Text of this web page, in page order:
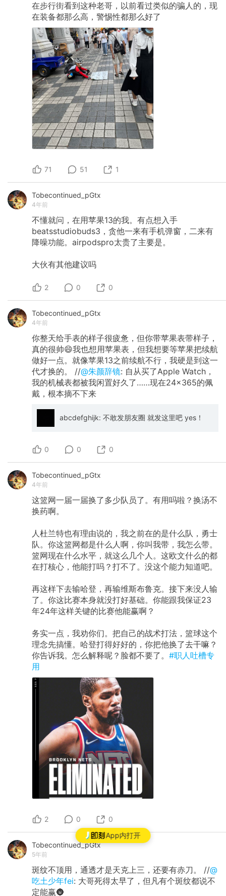
App内打开
在步行街看到这种老哥，以前看过类似的骗人的，现
在装备都那么高，警惕性都那么好了
71 51 1
Tobecontinued_pGtx
4年前
不懂就问，在用苹果13的我。有点想入手
beatsstudiobuds3，贪他一来有手机弹窗，二来有
降噪功能。airpodspro太贵了主要是。
大伙有其他建议吗
2 0 0
Tobecontinued_pGtx
4年前
你整天给手表的样子很疲惫，但你带苹果表带样子，
真的很帅😄我也想用苹果表，但我想要等苹果把续航
做好一点。就像苹果13之前续航不行，我硬是到这一
代才换的。 //@朱颜辞镜: 自从买了Apple Watch，
我的机械表都被我闲置好久了……现在24×365的佩
戴，根本摘不下来
abcdefghijk: 不敢发朋友圈 就发这里吧 yes！
0 0 0
Tobecontinued_pGtx
4年前
这篮网一届一届换了多少队员了。有用吗啦？换汤不
换药啊。
人杜兰特也有理由说的，我之前在的是什么队，勇士
队。你这篮网都是什么人啊，你叫我带，我怎么带。
篮网现在什么水平，就这么几个人。这欧文什么的都
在打核心，他能打吗？打不了。没这个能力知道吧。
再这样下去输哈登，再输维斯布鲁克。接下来没人输
了。你这比赛本身就没打好基础。你能跟我保证23
年24年这样关键的比赛他能赢啊？
务实一点，我劝你们。把自己的战术打法，篮球这个
理念先搞懂。哈登打得好好的，你把他换了去干嘛？
你告诉我。怎么解释呢？脸都不要了。 #职人吐槽专
用
2 0 0
Tobecontinued_pGtx
5年前
斑纹不顶用，通透才是天克上三，还要有赤刀。 //@
吃土少年fei: 大哥死得太早了，但凡有个斑纹都说不
定能赢🌚